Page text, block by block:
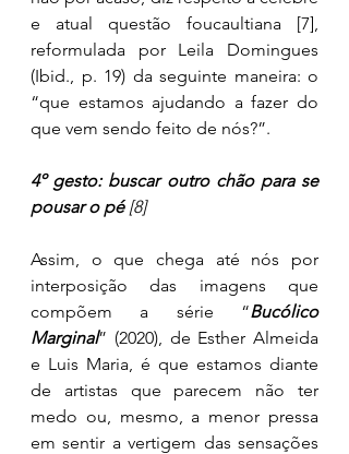
e atual questão foucaultiana [7],
reformulada por Leila Domingues
(Ibid., p. 19) da seguinte maneira: o
“que estamos ajudando a fazer do
que vem sendo feito de nós?”.
4º gesto: buscar outro chão para se
pousar o pé [8]
Assim, o que chega até nós por
interposição das imagens que
compõem a série “Bucólico
Marginal” (2020), de Esther Almeida
e Luis Maria, é que estamos diante
de artistas que parecem não ter
medo ou, mesmo, a menor pressa
em sentir a vertigem das sensações